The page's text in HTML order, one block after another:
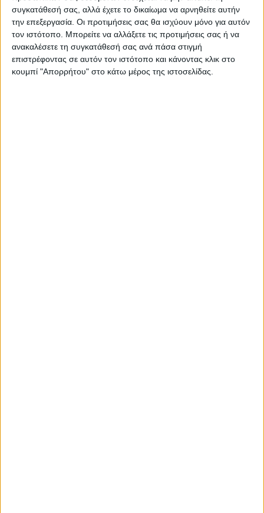
συγκατάθεσή σας, αλλά έχετε το δικαίωμα να αρνηθείτε αυτήν
την επεξεργασία. Οι προτιμήσεις σας θα ισχύουν μόνο για αυτόν
τον ιστότοπο. Μπορείτε να αλλάξετε τις προτιμήσεις σας ή να
ανακαλέσετε τη συγκατάθεσή σας ανά πάσα στιγμή
επιστρέφοντας σε αυτόν τον ιστότοπο και κάνοντας κλικ στο
κουμπί "Απορρήτου" στο κάτω μέρος της ιστοσελίδας.
ΝΕΟΣ ΑΓΩΝ